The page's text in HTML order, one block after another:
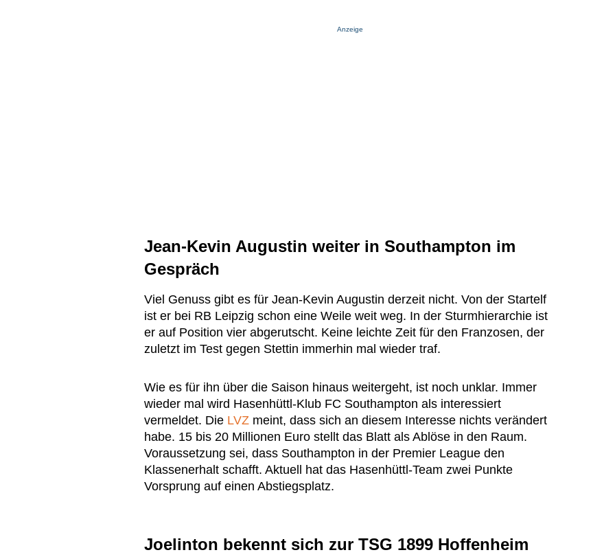
Anzeige
Jean-Kevin Augustin weiter in Southampton im
Gespräch
Viel Genuss gibt es für Jean-Kevin Augustin derzeit nicht. Von der Startelf
ist er bei RB Leipzig schon eine Weile weit weg. In der Sturmhierarchie ist
er auf Position vier abgerutscht. Keine leichte Zeit für den Franzosen, der
zuletzt im Test gegen Stettin immerhin mal wieder traf.
Wie es für ihn über die Saison hinaus weitergeht, ist noch unklar. Immer
wieder mal wird Hasenhüttl-Klub FC Southampton als interessiert
vermeldet. Die LVZ meint, dass sich an diesem Interesse nichts verändert
habe. 15 bis 20 Millionen Euro stellt das Blatt als Ablöse in den Raum.
Voraussetzung sei, dass Southampton in der Premier League den
Klassenerhalt schafft. Aktuell hat das Hasenhüttl-Team zwei Punkte
Vorsprung auf einen Abstiegsplatz.
Joelinton bekennt sich zur TSG 1899 Hoffenheim